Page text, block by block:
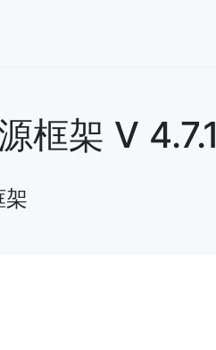
框架 V 4.7.1
架